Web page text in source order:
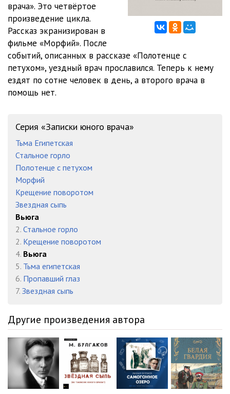
врача». Это четвёртое
произведение цикла.
Рассказ экранизирован в
фильме «Морфий». После
событий, описанных в рассказе «Полотенце с
петухом», уездный врач прославился. Теперь к нему
ездят по сотне человек в день, а второго врача в
помощь нет.
Серия «Записки юного врача»
Тьма Египетская
Стальное горло
Полотенце с петухом
Морфий
Крещение поворотом
Звездная сыпь
Вьюга
2. Стальное горло
2. Крещение поворотом
4. Вьюга
5. Тьма египетская
6. Пропавший глаз
7. Звездная сыпь
Другие произведения автора